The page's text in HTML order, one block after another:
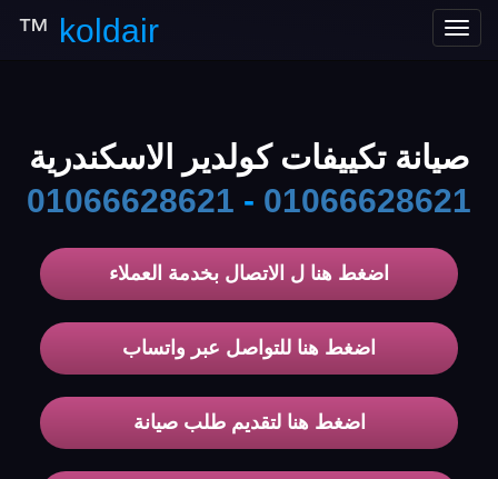
Toggle
koldair
™
صيانة تكييفات كولدير الاسكندرية
01066628621
-
01066628621
اضغط هنا ل الاتصال بخدمة العملاء
اضغط هنا للتواصل عبر واتساب
اضغط هنا لتقديم طلب صيانة